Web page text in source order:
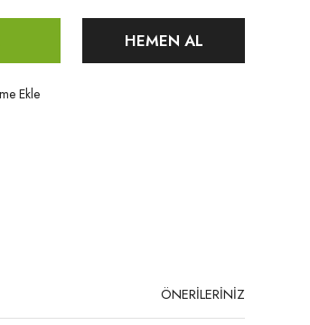
HEMEN AL
ÖNERİLERİNİZ